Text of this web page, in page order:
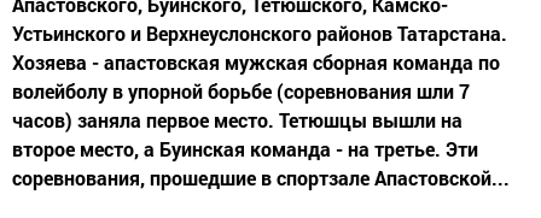
Устьинского и Верхнеуслонского районов Татарстана.
Хозяева - апастовская мужская сборная команда по
волейболу в упорной борьбе (соревнования шли 7
часов) заняла первое место. Тетюшцы вышли на
второе место, а Буинская команда - на третье. Эти
соревнования, прошедшие в спортзале Апастовской...